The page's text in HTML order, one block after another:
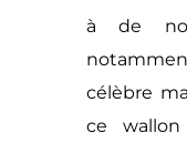
à de
célèbre
ce